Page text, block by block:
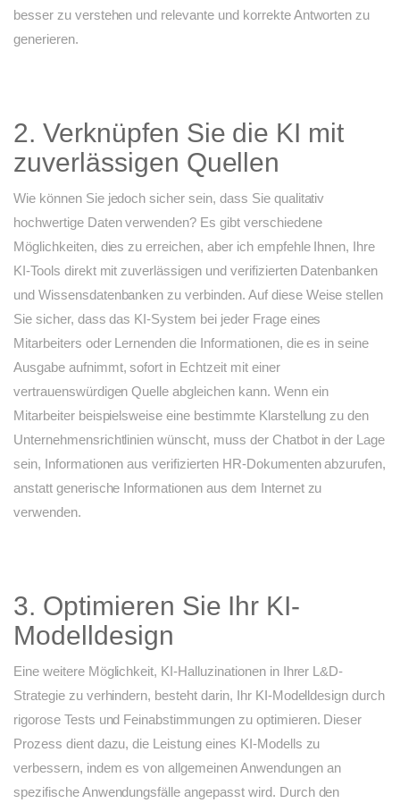
besser zu verstehen und relevante und korrekte Antworten zu
generieren.
2. Verknüpfen Sie die KI mit
zuverlässigen Quellen
Wie können Sie jedoch sicher sein, dass Sie qualitativ
hochwertige Daten verwenden? Es gibt verschiedene
Möglichkeiten, dies zu erreichen, aber ich empfehle Ihnen, Ihre
KI-Tools direkt mit zuverlässigen und verifizierten Datenbanken
und Wissensdatenbanken zu verbinden. Auf diese Weise stellen
Sie sicher, dass das KI-System bei jeder Frage eines
Mitarbeiters oder Lernenden die Informationen, die es in seine
Ausgabe aufnimmt, sofort in Echtzeit mit einer
vertrauenswürdigen Quelle abgleichen kann. Wenn ein
Mitarbeiter beispielsweise eine bestimmte Klarstellung zu den
Unternehmensrichtlinien wünscht, muss der Chatbot in der Lage
sein, Informationen aus verifizierten HR-Dokumenten abzurufen,
anstatt generische Informationen aus dem Internet zu
verwenden.
3. Optimieren Sie Ihr KI-
Modelldesign
Eine weitere Möglichkeit, KI-Halluzinationen in Ihrer L&D-
Strategie zu verhindern, besteht darin, Ihr KI-Modelldesign durch
rigorose Tests und Feinabstimmungen zu optimieren. Dieser
Prozess dient dazu, die Leistung eines KI-Modells zu
verbessern, indem es von allgemeinen Anwendungen an
spezifische Anwendungsfälle angepasst wird. Durch den